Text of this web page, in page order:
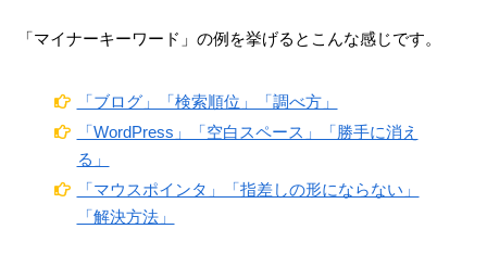
「マイナーキーワード」の例を挙げるとこんな感じです。
「ブログ」「検索順位」「調べ方」
「WordPress」「空白スペース」「勝手に消え
る」
「マウスポインタ」「指差しの形にならない」
「解決方法」